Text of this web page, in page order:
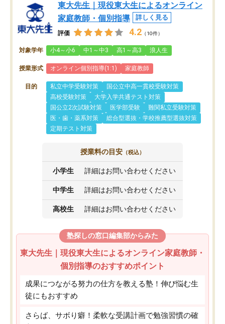
東大先生｜現役東大生によるオンライン
家庭教師・個別指導
詳しく見る
評価 4.2 （10件）
対象学年 小4～小6 中1～中3 高1～高3 浪人生
授業形式 オンライン個別指導(1:1) 家庭教師
目的 私立中学受験対策
国公立中高一貫校受験対策
高校受験対策
大学入学共通テスト対策
国公立2次試験対策
医学部受験
難関私立受験対策
医・歯・薬系対策
総合型選抜・学校推薦型選抜対策
定期テスト対策
授業料の目安 （税込）
小学生 詳細はお問い合わせください
中学生 詳細はお問い合わせください
高校生 詳細はお問い合わせください
塾探しの窓口編集部からみた
東大先生｜現役東大生によるオンライン家庭教師・
個別指導のおすすめポイント
成果につながる努力の仕方を教える塾！伸び悩む生
徒にもおすすめ
さらば、サボり癖！柔軟な受講計画で勉強習慣の確